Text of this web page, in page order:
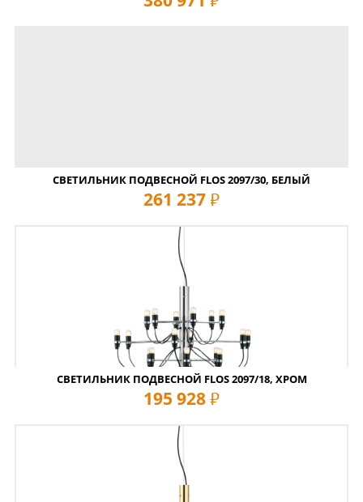
СВЕТИЛЬНИК ПОДВЕСНОЙ FLOS 2097/30, БЕЛЫЙ
261 237 руб
СВЕТИЛЬНИК ПОДВЕСНОЙ FLOS 2097/18, ХРОМ
195 928 руб